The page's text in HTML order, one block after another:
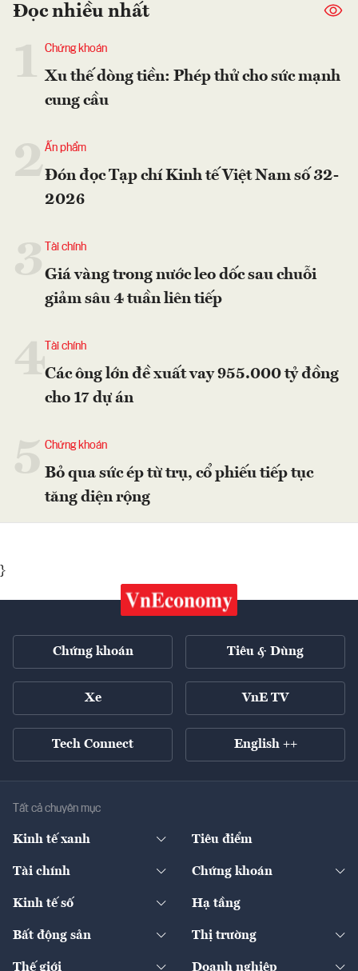
Đọc nhiều nhất
Chứng khoán
Xu thế dòng tiền: Phép thử cho sức mạnh
cung cầu
2Ấn phẩm
Đón đọc Tạp chí Kinh tế Việt Nam số 32-
2026
Tài chính
Giá vàng trong nước leo dốc sau chuỗi
giảm sâu 4 tuần liên tiếp
4 Tài chính
Các ông lớn đề xuất vay 955.000 tỷ đồng
cho 17 dự án
Chứng khoán
Bỏ qua sức ép từ trụ, cổ phiếu tiếp tục
tăng diện rộng
}
Chứng khoán Tiêu & Dùng
Xe VnE TV
Tech Connect English ++
Tất cả chuyên mục
Kinh tế xanh
Diễn đàn
Tiêu điểm
Tài chính
Ngân hàng
Chứng khoán
Doanh nghiệp niêm yết
Kinh tế số
Sản phẩm - Thị trường
Hạ tầng
Bất động sản
Chính sách
Thị trường
Thế giới Doanh nghiệp